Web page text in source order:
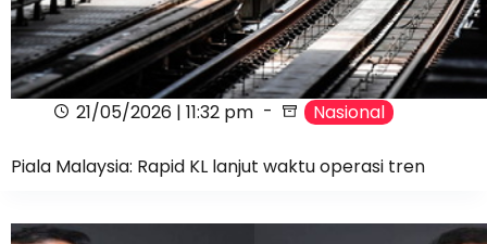
21/05/2026 | 11:32 pm Nasional
Piala Malaysia: Rapid KL lanjut waktu operasi tren